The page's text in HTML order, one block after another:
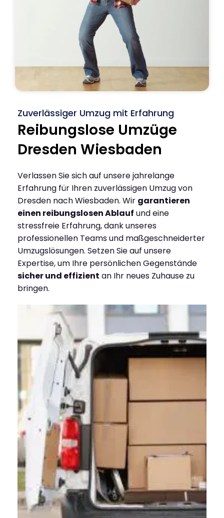
Zuverlässiger Umzug mit Erfahrung
Reibungslose Umzüge
Dresden Wiesbaden
Verlassen Sie sich auf unsere jahrelange
Erfahrung für Ihren zuverlässigen Umzug von
Dresden nach Wiesbaden. Wir garantieren
einen reibungslosen Ablauf und eine
stressfreie Erfahrung, dank unseres
professionellen Teams und maßgeschneiderter
Umzugslösungen. Setzen Sie auf unsere
Expertise, um Ihre persönlichen Gegenstände
sicher und effizient an Ihr neues Zuhause zu
bringen.